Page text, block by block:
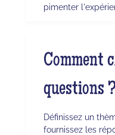
pimenter
Comment
questions
Définissez un
fournissez les